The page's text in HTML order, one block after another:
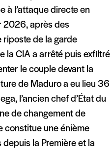
à l’attaque directe en
2026, après des
riposte de la garde
la CIA a arrêté puis exfiltré
le couple devant la
de Maduro a eu lieu 36
l’ancien chef d’État du
de changement de
constitue une énième
la Première et la